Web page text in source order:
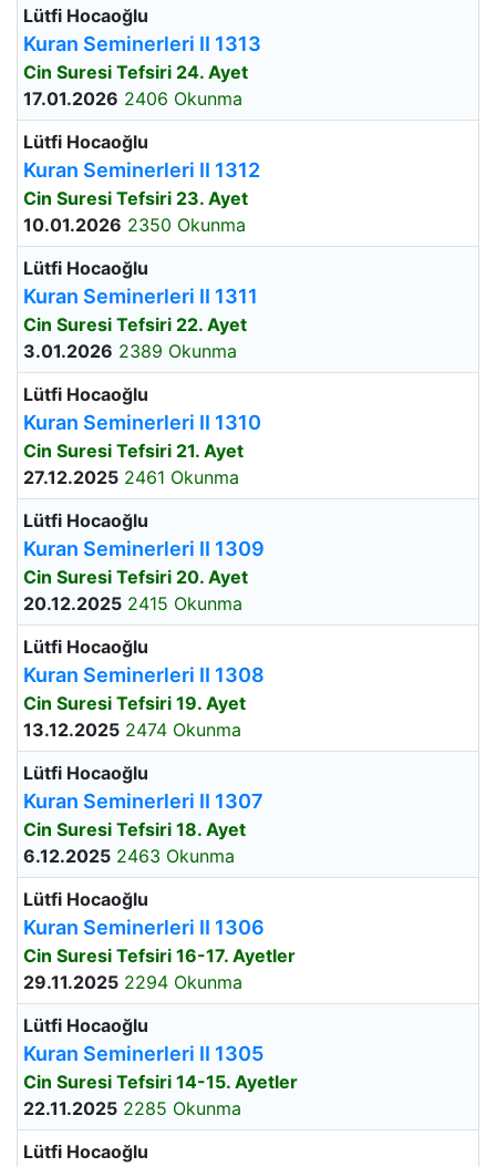
Lütfi Hocaoğlu
Kuran Seminerleri II 1313
Cin Suresi Tefsiri 24. Ayet
17.01.2026 2406 Okunma
Lütfi Hocaoğlu
Kuran Seminerleri II 1312
Cin Suresi Tefsiri 23. Ayet
10.01.2026 2350 Okunma
Lütfi Hocaoğlu
Kuran Seminerleri II 1311
Cin Suresi Tefsiri 22. Ayet
3.01.2026 2389 Okunma
Lütfi Hocaoğlu
Kuran Seminerleri II 1310
Cin Suresi Tefsiri 21. Ayet
27.12.2025 2461 Okunma
Lütfi Hocaoğlu
Kuran Seminerleri II 1309
Cin Suresi Tefsiri 20. Ayet
20.12.2025 2415 Okunma
Lütfi Hocaoğlu
Kuran Seminerleri II 1308
Cin Suresi Tefsiri 19. Ayet
13.12.2025 2474 Okunma
Lütfi Hocaoğlu
Kuran Seminerleri II 1307
Cin Suresi Tefsiri 18. Ayet
6.12.2025 2463 Okunma
Lütfi Hocaoğlu
Kuran Seminerleri II 1306
Cin Suresi Tefsiri 16-17. Ayetler
29.11.2025 2294 Okunma
Lütfi Hocaoğlu
Kuran Seminerleri II 1305
Cin Suresi Tefsiri 14-15. Ayetler
22.11.2025 2285 Okunma
Lütfi Hocaoğlu